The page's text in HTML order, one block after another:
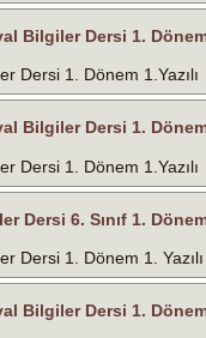
Bilgiler Dersi 1. Dönem
Dersi 1. Dönem 1.Yazılı
Bilgiler Dersi 1. Dönem
Dersi 1. Dönem 1.Yazılı
Dersi 6. Sınıf 1. Dönem
Dersi 1. Dönem 1.
Bilgiler Dersi 1. Dönem